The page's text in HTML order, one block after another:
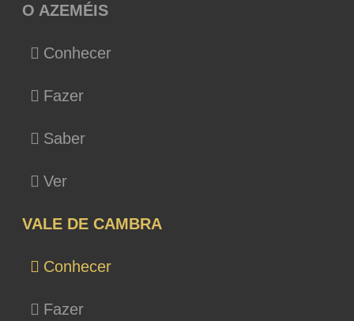
O AZEMÉIS
Conhecer
Fazer
Saber
Ver
VALE DE CAMBRA
Conhecer
Fazer